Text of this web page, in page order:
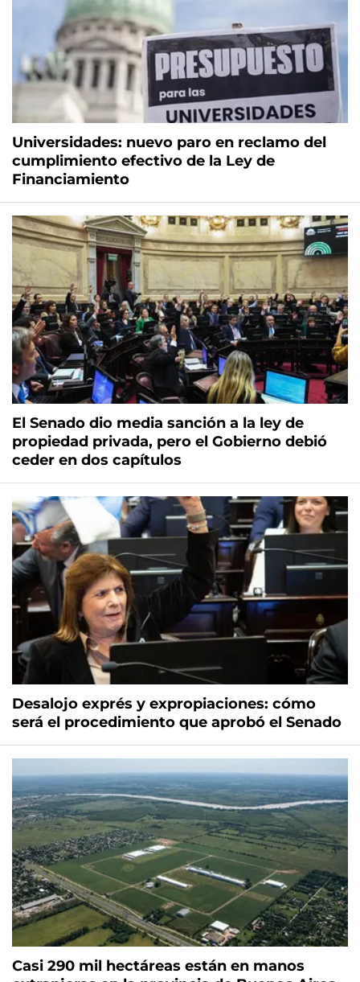
Universidades: nuevo paro en reclamo del
cumplimiento efectivo de la Ley de
Financiamiento
El Senado dio media sanción a la ley de
propiedad privada, pero el Gobierno debió
ceder en dos capítulos
Desalojo exprés y expropiaciones: cómo
será el procedimiento que aprobó el Senado
Casi 290 mil hectáreas están en manos